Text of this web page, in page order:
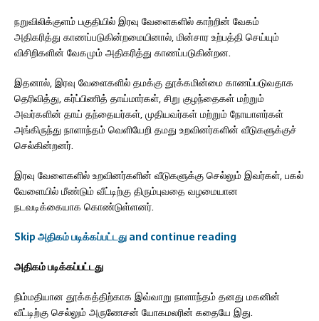
நறுவிலிக்குளம் பகுதியில் இரவு வேளைகளில் காற்றின் வேகம்
அதிகரித்து காணப்படுகின்றமையினால், மின்சார உற்பத்தி செய்யும்
விசிறிகளின் வேகமும் அதிகரித்து காணப்படுகின்றன.
இதனால், இரவு வேளைகளில் தமக்கு தூக்கமின்மை காணப்படுவதாக
தெரிவித்து, கர்ப்பிணித் தாய்மார்கள், சிறு குழந்தைகள் மற்றும்
அவர்களின் தாய் தந்தையர்கள், முதியவர்கள் மற்றும் நோயாளர்கள்
அங்கிருந்து நாளாந்தம் வெளியேறி தமது உறவினர்களின் வீடுகளுக்குச்
செல்கின்றனர்.
இரவு வேளைகளில் உறவினர்களின் வீடுகளுக்கு செல்லும் இவர்கள், பகல்
வேளையில் மீண்டும் வீட்டிற்கு திரும்புவதை வழமையான
நடவடிக்கையாக கொண்டுள்ளனர்.
Skip அதிகம் படிக்கப்பட்டது and continue reading
அதிகம் படிக்கப்பட்டது
நிம்மதியான தூக்கத்திற்காக இவ்வாறு நாளாந்தம் தனது மகனின்
வீட்டிற்கு செல்லும் அருணேசன் யோகமலரின் கதையே இது.